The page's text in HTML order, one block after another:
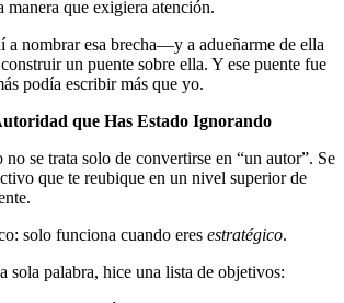
manera que exigiera atención.
a nombrar esa brecha—y a adueñarme de ella
un puente sobre ella. Y ese puente fue
podía escribir más que yo.
que Has Estado Ignorando
se trata solo de convertirse en “un autor”. Se
que te reubique en un nivel superior de
solo funciona cuando eres estratégico.
sola palabra, hice una lista de objetivos: